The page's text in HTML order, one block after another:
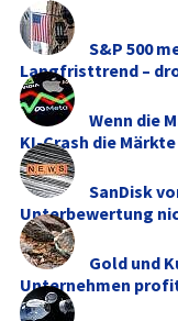
S&P 500
Langfristtrend –
Wenn die
KI-Crash die
SanDisk
Unterbewertung
Gold und
Unternehmen